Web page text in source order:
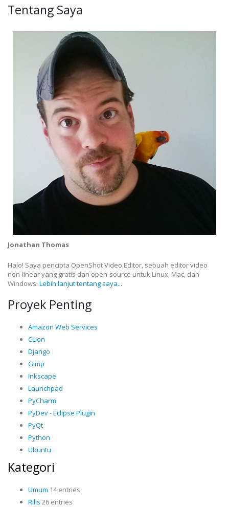
Tentang Saya
Jonathan Thomas
Halo! Saya pencipta OpenShot Video Editor, sebuah editor video
non-linear yang gratis dan open-source untuk Linux, Mac, dan
Windows. Lebih lanjut tentang saya...
Proyek Penting
Amazon Web Services
CLion
Django
Gimp
Inkscape
Launchpad
PyCharm
PyDev - Eclipse Plugin
PyQt
Python
Ubuntu
Kategori
Umum 14 entries
Rilis 26 entries